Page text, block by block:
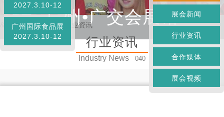
广州•广交会展馆
2027.3.10-12
广州国际食品展
2027.3.10-12
首页»媒体中心 » 行业资讯
行业资讯
Industry News 040
展会新闻
行业资讯
合作媒体
展会视频